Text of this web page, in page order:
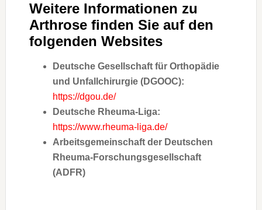
Weitere Informationen zu
Arthrose finden Sie auf den
folgenden Websites
Deutsche Gesellschaft für Orthopädie
und Unfallchirurgie (DGOOC):
https://dgou.de/
Deutsche Rheuma-Liga:
https://www.rheuma-liga.de/
Arbeitsgemeinschaft der Deutschen
Rheuma-Forschungsgesellschaft
(ADFR)